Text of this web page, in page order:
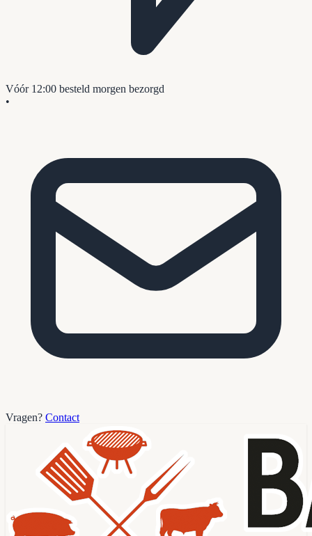
Vóór 12:00 besteld morgen bezorgd
•
Vragen? Contact